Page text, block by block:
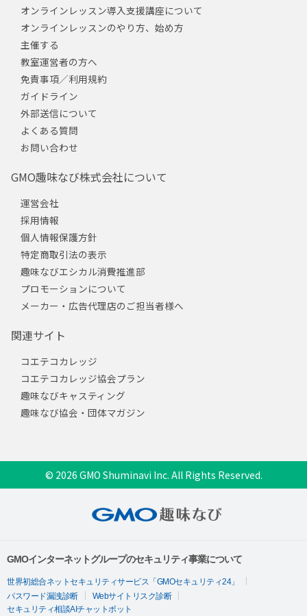
オンラインレッスン導入支援講座について
オンラインレッスンのやり方、始め方
主催する
教室運営者の方へ
免責事項／利用規約
ガイドライン
外部送信について
よくある質問
お問い合わせ
GMO趣味なび株式会社について
運営会社
採用情報
個人情報保護方針
特定商取引法の表示
趣味なびエシカル消費推進部
プロモーションについて
メーカー・広告代理店のご担当者様へ
関連サイト
コエテコカレッジ
コエテコカレッジ協会プラン
趣味なびキャスティング
趣味なび協会・団体マガジン
© 2026 GMO Shuminavi Inc. All Rights Reserved.